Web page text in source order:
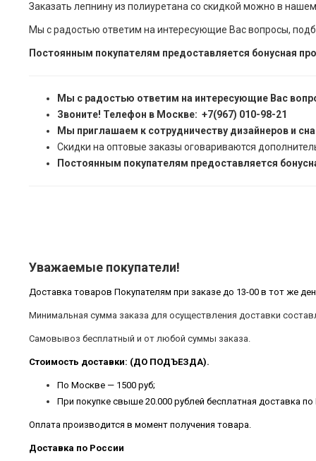
Заказать лепнину из полиуретана со скидкой можно в
Мы с радостью ответим на интересующие Вас вопросы,
Постоянным покупателям предоставляется бонусная
Мы с радостью ответим на интересующие Вас
Звоните! Телефон в Москве: +7(967) 010-98-21
Мы приглашаем к сотрудничеству дизайнеров и
Скидки на оптовые заказы оговариваются
Постоянным покупателям предоставляется
Уважаемые покупатели!
Доставка товаров Покупателям при заказе до 13-00 в тот же
Минимальная сумма заказа для осуществления доставки
Самовывоз бесплатный и от любой суммы заказа.
Стоимость доставки: (ДО ПОДЪЕЗДА).
По Москве — 1500 руб;
При покупке свыше 20.000 рублей бесплатная доставка
Оплата производится в момент получения товара.
Доставка по России